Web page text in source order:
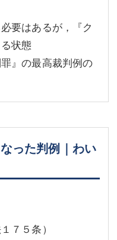
要はあるが，『ク
状態
』の最高裁判例の
った判例｜わい
７５条）